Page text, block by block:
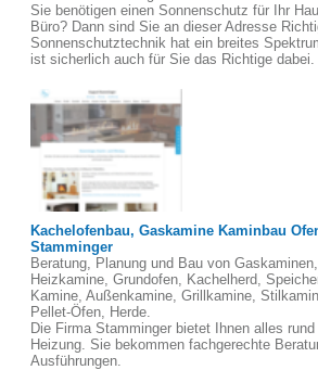
Sie benötigen einen Sonnenschutz für Ihr
Büro? Dann sind Sie an dieser Adresse
Sonnenschutztechnik hat ein breites
ist sicherlich auch für Sie das Richtige dabei.
Kachelofenbau, Gaskamine Kaminbau
Stamminger
Beratung, Planung und Bau von
Heizkamine, Grundofen, Kachelherd,
Kamine, Außenkamine, Grillkamine,
Pellet-Öfen, Herde.
Die Firma Stamminger bietet Ihnen alles
Heizung. Sie bekommen fachgerechte
Ausführungen.